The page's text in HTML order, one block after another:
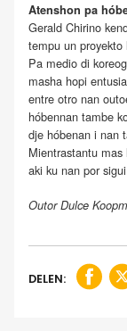
Atenshon pa
Gerald Chirino
tempu un
Pa medio di
masha hopi
entre otro nan
hóbennan tambe
dje hóbenan i nan
Mientrastantu
aki ku nan por
Outor Dulce
DELEN: